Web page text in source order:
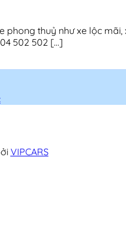
thuỷ như xe lộc
502 502 […]
VIPCARS